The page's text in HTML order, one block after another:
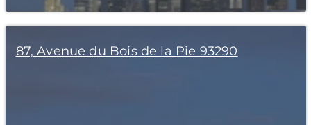
87, Avenue du Bois de la Pie 93290